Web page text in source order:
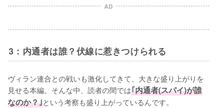
AD
3：内通者は誰？伏線に惹きつけられる
ヴィラン連合との戦いも激化してきて、大きな盛り上がりを
見せる本編。そんな中、読者の間では｢内通者(スパイ)が誰
なのか？｣という考察も盛り上がっているんです。